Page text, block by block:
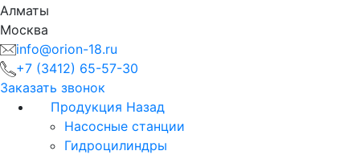
Алматы
Москва
info@orion-18.ru
+7 (3412) 65-57-30
Заказать звонок
Продукция Назад
Насосные станции
Гидроцилиндры